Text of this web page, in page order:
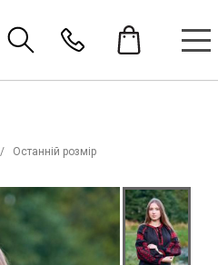
Останній розмір